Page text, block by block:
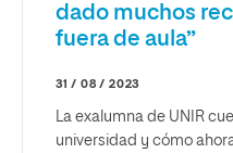
dado muchos
fuera de aula”
31 / 08 / 2023
La exalumna de UNIR
universidad y cómo